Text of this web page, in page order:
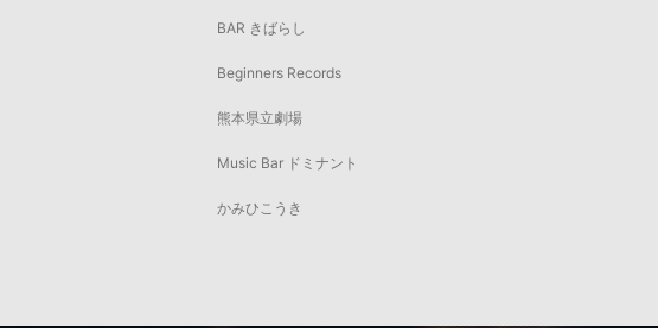
BAR きばらし
Beginners Records
熊本県立劇場
Music Bar ドミナント
かみひこうき